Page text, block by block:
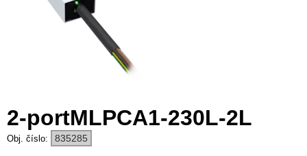
2-portMLPCA1-230L-2L
835285